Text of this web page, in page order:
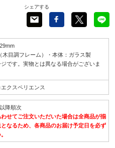
シェアする
木目調フレーム）・本体：ガラス製
です。実物とは異なる場合がございま
クスペリエンス
降順次
せてご注文いただいた場合は全商品が揃
なるため、各商品のお届け予定日を必ず